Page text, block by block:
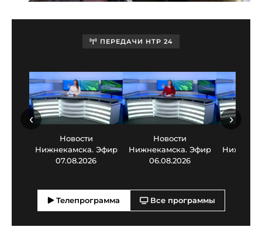
ПЕРЕДАЧИ НТР 24
Новости
Нижнекамска. Эфир
07.08.2026
Новости
Нижнекамска. Эфир
06.08.2026
‹ ›
Телепрограмма Все программы